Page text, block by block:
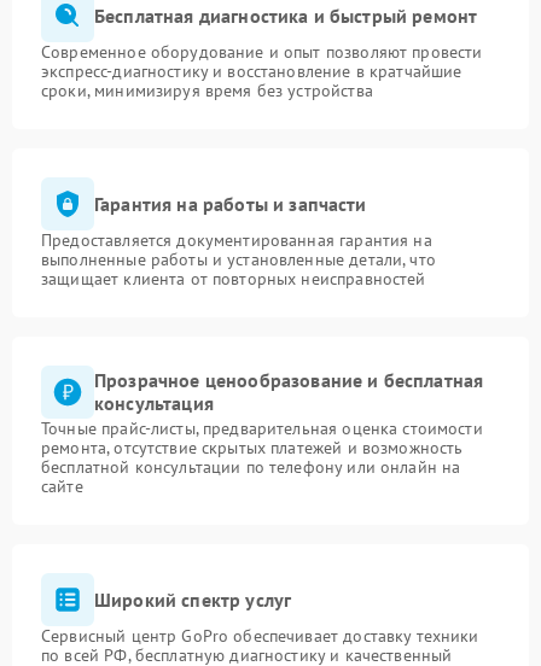
Бесплатная диагностика и быстрый ремонт
Современное оборудование и опыт позволяют провести
экспресс-диагностику и восстановление в кратчайшие
сроки, минимизируя время без устройства
Гарантия на работы и запчасти
Предоставляется документированная гарантия на
выполненные работы и установленные детали, что
защищает клиента от повторных неисправностей
Прозрачное ценообразование и бесплатная
консультация
Точные прайс-листы, предварительная оценка стоимости
ремонта, отсутствие скрытых платежей и возможность
бесплатной консультации по телефону или онлайн на
сайте
Широкий спектр услуг
Сервисный центр GoPro обеспечивает доставку техники
по всей РФ, бесплатную диагностику и качественный